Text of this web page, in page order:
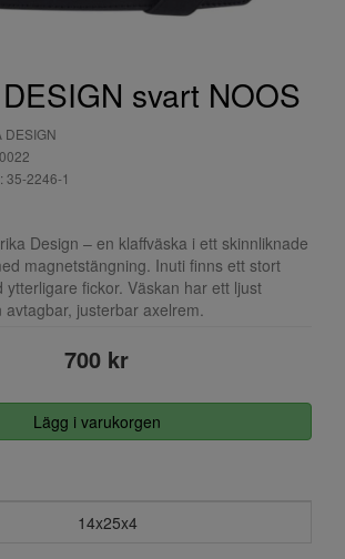
svart NOOS
DESIGN
35-2246-1
Design – en klaffväska i ett skinnliknade
magnetstängning. Inuti finns ett stort
ytterligare fickor. Väskan har ett ljust
justerbar axelrem.
700 kr
Lägg i varukorgen
14x25x4